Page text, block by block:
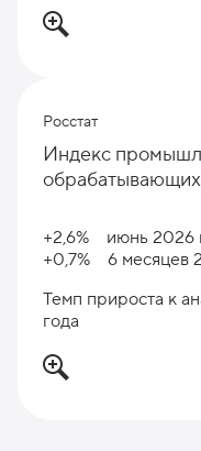
Росстат
Индекс
+2,6%
июнь
+0,7%
6 месяцев
Темп прироста к
года